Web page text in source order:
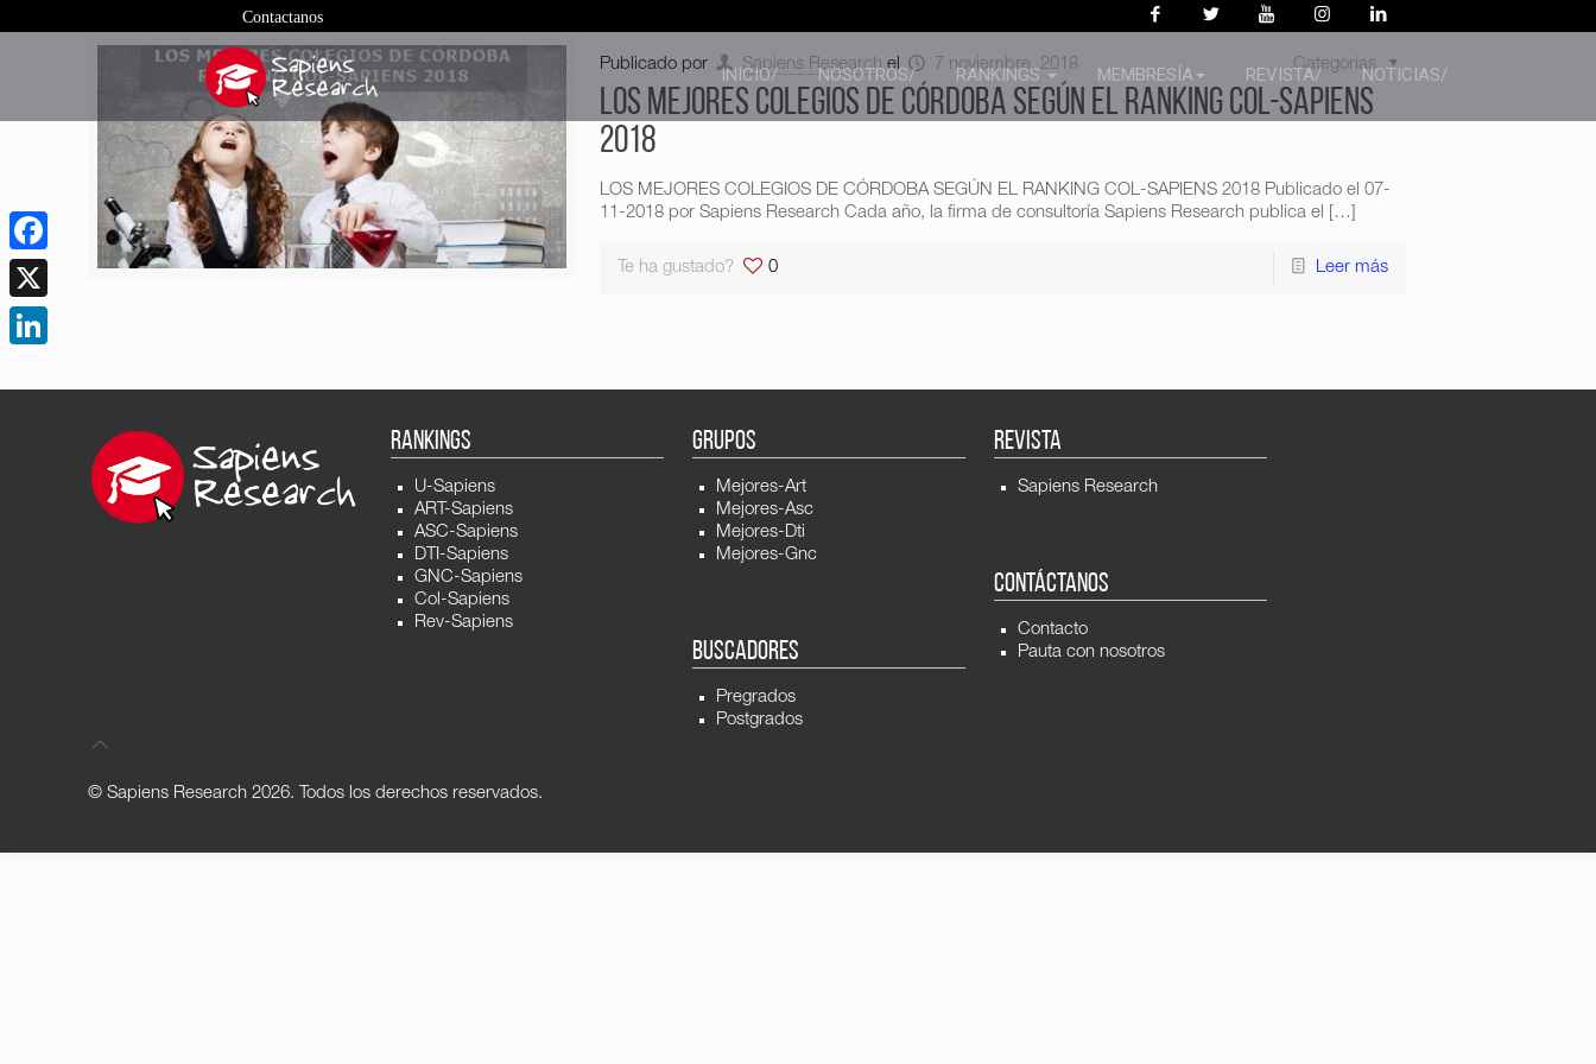
Contactanos
INICIO/ NOSOTROS/ RANKINGS MEMBRESÍA REVISTA/ NOTICIAS/
Publicado por Sapiens Research el 7 noviembre, 2018 Categorias
LOS MEJORES COLEGIOS DE CÓRDOBA SEGÚN EL RANKING COL-SAPIENS
2018
LOS MEJORES COLEGIOS DE CÓRDOBA SEGÚN EL RANKING COL-SAPIENS 2018 Publicado el 07-
11-2018 por Sapiens Research Cada año, la firma de consultoría Sapiens Research publica el […]
Te ha gustado? 0 Leer más
RANKINGS
U-Sapiens
ART-Sapiens
ASC-Sapiens
DTI-Sapiens
GNC-Sapiens
Col-Sapiens
Rev-Sapiens
GRUPOS
Mejores-Art
Mejores-Asc
Mejores-Dti
Mejores-Gnc
BUSCADORES
Pregrados
Postgrados
REVISTA
Sapiens Research
CONTÁCTANOS
Contacto
Pauta con nosotros
© Sapiens Research2026. Todos los derechos reservados.
Facebook
X